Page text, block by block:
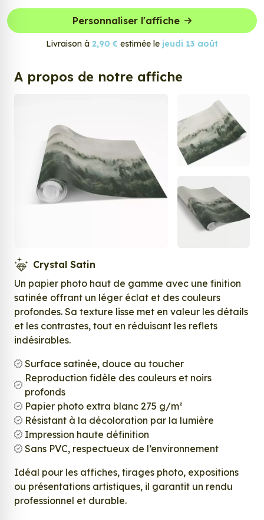
Personnaliser l'affiche
Livraison à 2,90 € estimée le jeudi 13 août
A propos de notre affiche
Crystal Satin
Un papier photo haut de gamme avec une finition
satinée offrant un léger éclat et des couleurs
profondes. Sa texture lisse met en valeur les détails
et les contrastes, tout en réduisant les reflets
indésirables.
Surface satinée, douce au toucher
Reproduction fidèle des couleurs et noirs
profonds
Papier photo extra blanc 275 g/m²
Résistant à la décoloration par la lumière
Impression haute définition
Sans PVC, respectueux de l’environnement
Idéal pour les affiches, tirages photo, expositions
ou présentations artistiques, il garantit un rendu
professionnel et durable.